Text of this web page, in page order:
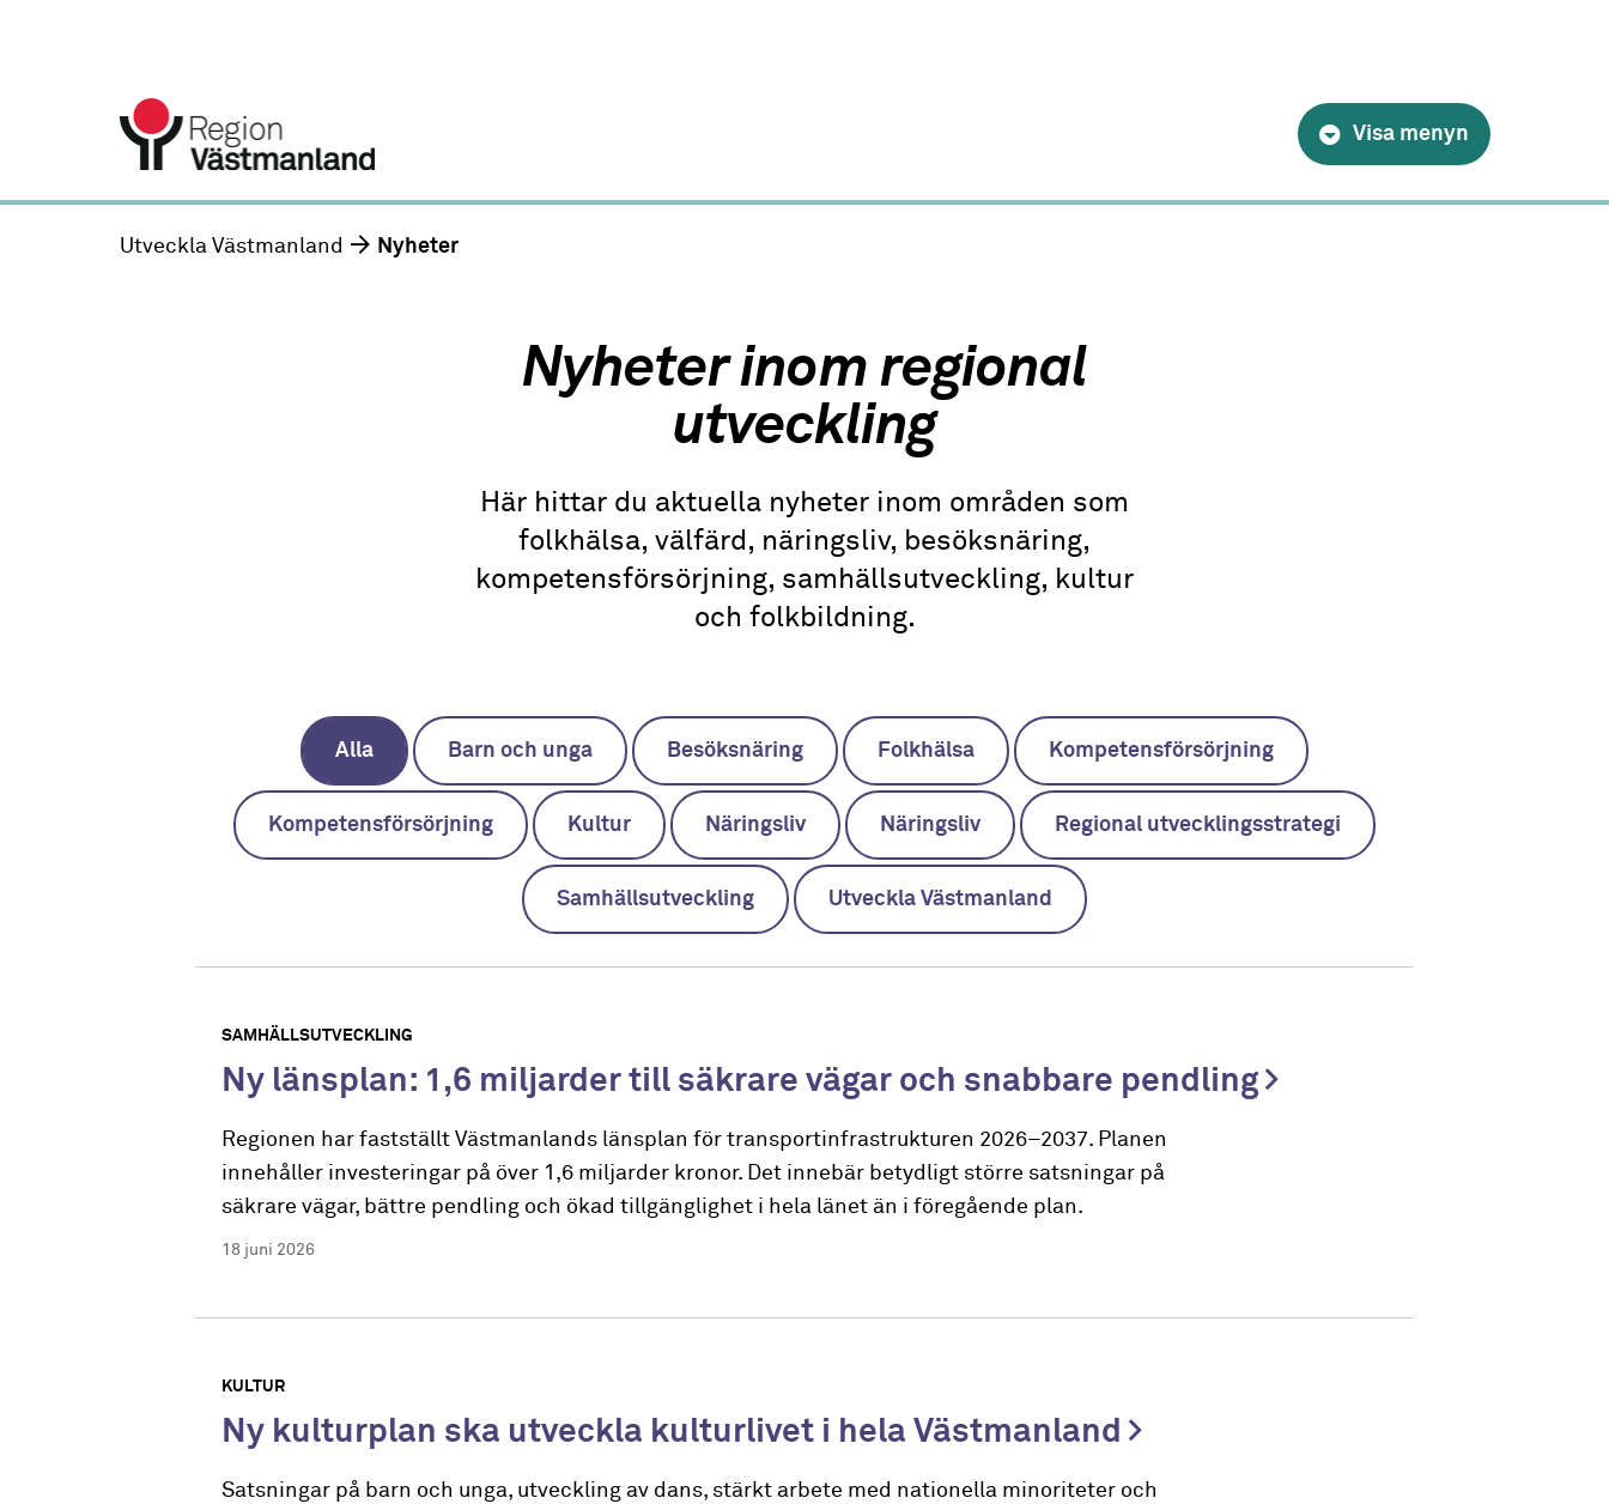
Visa menyn
Utveckla Västmanland Nyheter
Nyheter inom regional
utveckling
Här hittar du aktuella nyheter inom områden som
folkhälsa, välfärd, näringsliv, besöksnäring,
kompetensförsörjning, samhällsutveckling, kultur
och folkbildning.
Alla Barn och unga Besöksnäring Folkhälsa Kompetensförsörjning
Kompetensförsörjning Kultur Näringsliv Näringsliv Regional utvecklingsstrategi
Samhällsutveckling Utveckla Västmanland
SAMHÄLLSUTVECKLING
Ny länsplan: 1,6 miljarder till säkrare vägar och snabbare pendling
Regionen har fastställt Västmanlands länsplan för transportinfrastrukturen 2026–2037. Planen
innehåller investeringar på över 1,6 miljarder kronor. Det innebär betydligt större satsningar på
säkrare vägar, bättre pendling och ökad tillgänglighet i hela länet än i föregående plan.
18 juni 2026
KULTUR
Ny kulturplan ska utveckla kulturlivet i hela Västmanland
Satsningar på barn och unga, utveckling av dans, stärkt arbete med nationella minoriteter och